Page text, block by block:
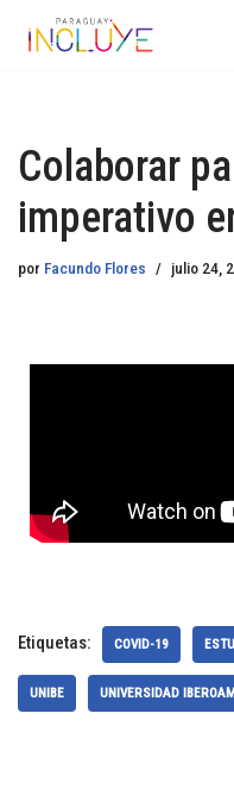
Colaborar
imperativo
por Facundo Flores julio 24,
Etiquetas: COVID-19
UNIBE UNIVERSIDAD